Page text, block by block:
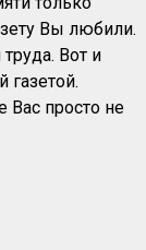
Вы любили.
Вот и
газетой.
Вас просто не